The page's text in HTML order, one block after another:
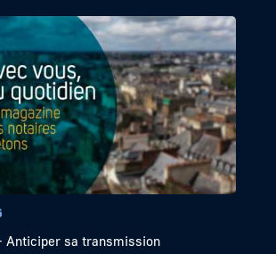
Anticiper sa transmission